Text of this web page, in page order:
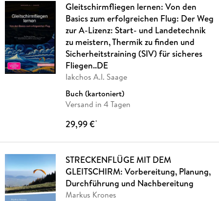
Gleitschirmfliegen lernen: Von den
Basics zum erfolgreichen Flug: Der Weg
zur A-Lizenz: Start- und Landetechnik
zu meistern, Thermik zu finden und
Sicherheitstraining (SIV) für sicheres
Fliegen..DE
Iakchos A.I. Saage
Buch (kartoniert)
Versand in 4 Tagen
29,99 €*
STRECKENFLÜGE MIT DEM
GLEITSCHIRM: Vorbereitung, Planung,
Durchführung und Nachbereitung
Markus Krones